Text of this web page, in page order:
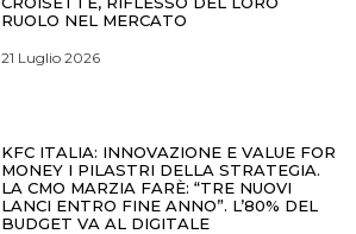
RUOLO NEL MERCATO
21 Luglio 2026
KFC ITALIA: INNOVAZIONE E VALUE FOR
MONEY I PILASTRI DELLA STRATEGIA.
LA CMO MARZIA FARÈ: “TRE NUOVI
LANCI ENTRO FINE ANNO”. L’80% DEL
BUDGET VA AL DIGITALE